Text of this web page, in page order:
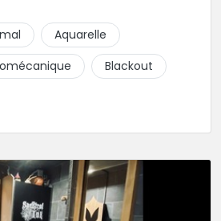
Romain son frère sera vous
pour des pièces comme le
ou la calligraphie pour le
Il y a aussi Léa, Maureen,
des artistes hors normes. Il n'y a
sélectionnées ici pour
Aquarelle
Blackout